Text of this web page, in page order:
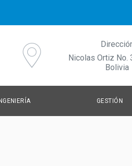
Nicolas Ortiz No.
Bolivia
INGENIERÍA GESTIÓN